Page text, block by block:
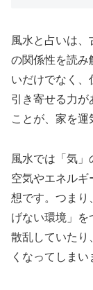
風水と占いは、
の関係性を読み
いだけでなく、
引き寄せる力が
ことが、家を運
風水では「気
空気やエネルギ
想です。つまり
げない環境」を
散乱していたり
くなってしまい